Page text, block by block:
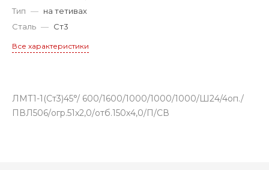
Тип — на тетивах
Сталь — Ст3
Все характеристики
ЛМТ1-1(Ст3)45°/ 600/1600/1000/1000/1000/Ш24/4оп./
ПВЛ506/огр.51х2,0/отб.150х4,0/П/СВ